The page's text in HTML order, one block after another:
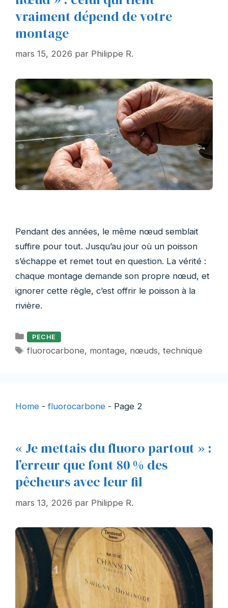
vraiment dépend de votre
montage
mars 15, 2026 par Philippe R.
Pendant des années, le même nœud semblait
suffire pour tout. Jusqu’au jour où un poisson
s’échappe et remet tout en question. La vérité :
chaque montage demande son propre nœud, et
ignorer cette règle, c’est offrir le poisson à la
rivière.
Catégories
PECHE
Étiquettes
fluorocarbone, montage, nœuds,technique
Home -fluorocarbone - Page 2
« Je mettais du fluoro partout » :
l’erreur que font 80 % des
pêcheurs avec leur fil
mars 13, 2026 par Philippe R.